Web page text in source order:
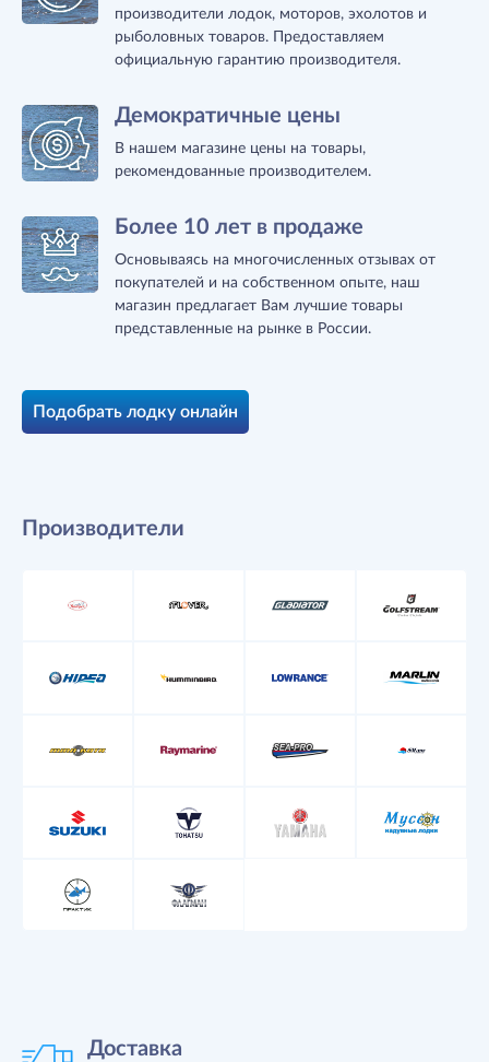
производители лодок, моторов, эхолотов и
рыболовных товаров. Предоставляем
официальную гарантию производителя.
Демократичные цены
В нашем магазине цены на товары,
рекомендованные производителем.
Более 10 лет в продаже
Основываясь на многочисленных отзывах от
покупателей и на собственном опыте, наш
магазин предлагает Вам лучшие товары
представленные на рынке в России.
Подобрать лодку онлайн
Производители
Доставка